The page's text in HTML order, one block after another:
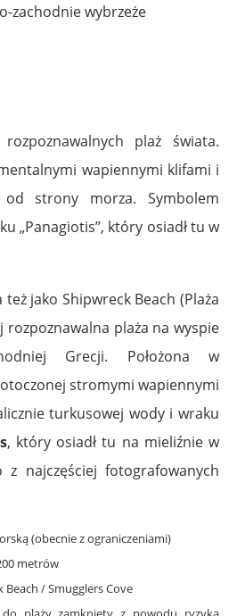
zachodnie wybrzeże
plaż świata.
wapiennymi klifami i
od strony morza. Symbolem
„Panagiotis”, który osiadł tu w
jako Shipwreck Beach (Plaża
plaża na wyspie
Grecji. Położona w
stromymi wapiennymi
turkusowej wody i wraku
, który osiadł tu na mieliźnie w
najczęściej fotografowanych
(obecnie z ograniczeniami)
metrów
Beach / Smugglers Cove